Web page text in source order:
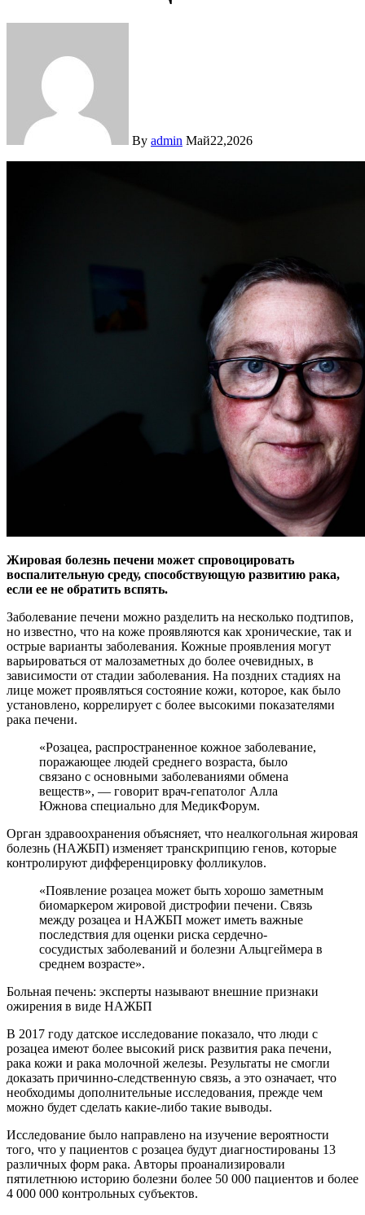
By admin Май22,2026
Жировая болезнь печени может спровоцировать
воспалительную среду, способствующую развитию рака,
если ее не обратить вспять.
Заболевание печени можно разделить на несколько подтипов,
но известно, что на коже проявляются как хронические, так и
острые варианты заболевания. Кожные проявления могут
варьироваться от малозаметных до более очевидных, в
зависимости от стадии заболевания. На поздних стадиях на
лице может проявляться состояние кожи, которое, как было
установлено, коррелирует с более высокими показателями
рака печени.
«Розацеа, распространенное кожное заболевание,
поражающее людей среднего возраста, было
связано с основными заболеваниями обмена
веществ», — говорит врач-гепатолог Алла
Южнова специально для МедикФорум.
Орган здравоохранения объясняет, что неалкогольная жировая
болезнь (НАЖБП) изменяет транскрипцию генов, которые
контролируют дифференцировку фолликулов.
«Появление розацеа может быть хорошо заметным
биомаркером жировой дистрофии печени. Связь
между розацеа и НАЖБП может иметь важные
последствия для оценки риска сердечно-
сосудистых заболеваний и болезни Альцгеймера в
среднем возрасте».
Больная печень: эксперты называют внешние признаки
ожирения в виде НАЖБП
В 2017 году датское исследование показало, что люди с
розацеа имеют более высокий риск развития рака печени,
рака кожи и рака молочной железы. Результаты не смогли
доказать причинно-следственную связь, а это означает, что
необходимы дополнительные исследования, прежде чем
можно будет сделать какие-либо такие выводы.
Исследование было направлено на изучение вероятности
того, что у пациентов с розацеа будут диагностированы 13
различных форм рака. Авторы проанализировали
пятилетнюю историю болезни более 50 000 пациентов и более
4 000 000 контрольных субъектов.